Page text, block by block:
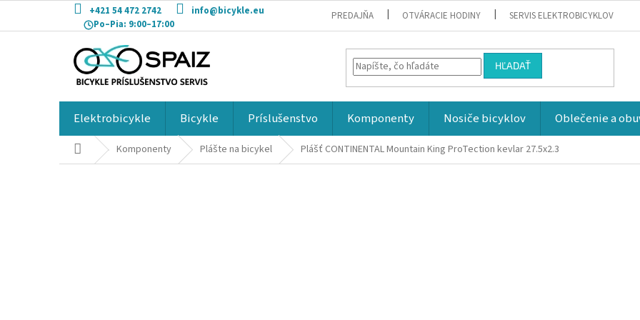
obsah
+421 54 472 2742
info@bicykle.eu
Po–Pia: 9:00–17:00
PREDAJŇA OTVÁRACIE HODINY SERVIS ELEKTROBICYKLOV
HĽADAŤ
Elektrobicykle Bicykle Príslušenstvo Komponenty Nosiče bicyklov Oblečenie a
DomovKomponenty Plášte na bicykel Plášť CONTINENTAL Mountain King ProTection kevlar 27.5x2.3